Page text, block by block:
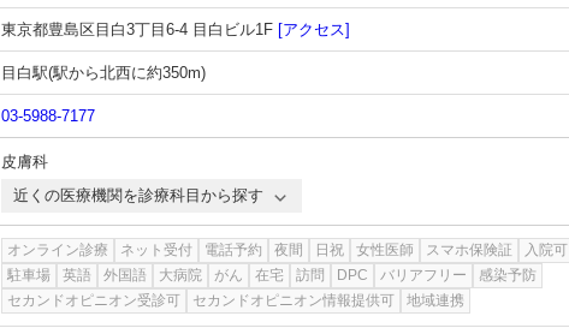
東京都豊島区目白3丁目6-4 目白ビル1F [アクセス]
目白駅(駅から北西に約350m)
03-5988-7177
皮膚科
近くの医療機関を診療科目から探す
オンライン診療 ネット受付 電話予約 夜間 日祝 女性医師 スマホ保険証 入院可
駐車場
英語 外国語 大病院 がん 在宅 訪問 DPC バリアフリー
感染予防
セカンドオピニオン受診可
セカンドオピニオン情報提供可 地域連携